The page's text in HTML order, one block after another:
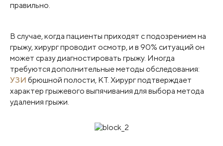
правильно.
В случае, когда пациенты приходят с подозрением на
грыжу, хирург проводит осмотр, и в 90% ситуаций он
может сразу диагностировать грыжу. Иногда
требуются дополнительные методы обследования:
УЗИ брюшной полости, КТ. Хирург подтверждает
характер грыжевого выпячивания для выбора метода
удаления грыжи.